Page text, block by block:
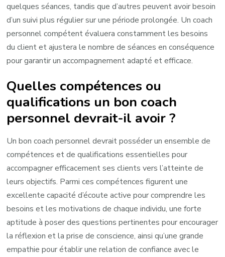
quelques séances, tandis que d’autres peuvent avoir besoin
d’un suivi plus régulier sur une période prolongée. Un coach
personnel compétent évaluera constamment les besoins
du client et ajustera le nombre de séances en conséquence
pour garantir un accompagnement adapté et efficace.
Quelles compétences ou
qualifications un bon coach
personnel devrait-il avoir ?
Un bon coach personnel devrait posséder un ensemble de
compétences et de qualifications essentielles pour
accompagner efficacement ses clients vers l’atteinte de
leurs objectifs. Parmi ces compétences figurent une
excellente capacité d’écoute active pour comprendre les
besoins et les motivations de chaque individu, une forte
aptitude à poser des questions pertinentes pour encourager
la réflexion et la prise de conscience, ainsi qu’une grande
empathie pour établir une relation de confiance avec le